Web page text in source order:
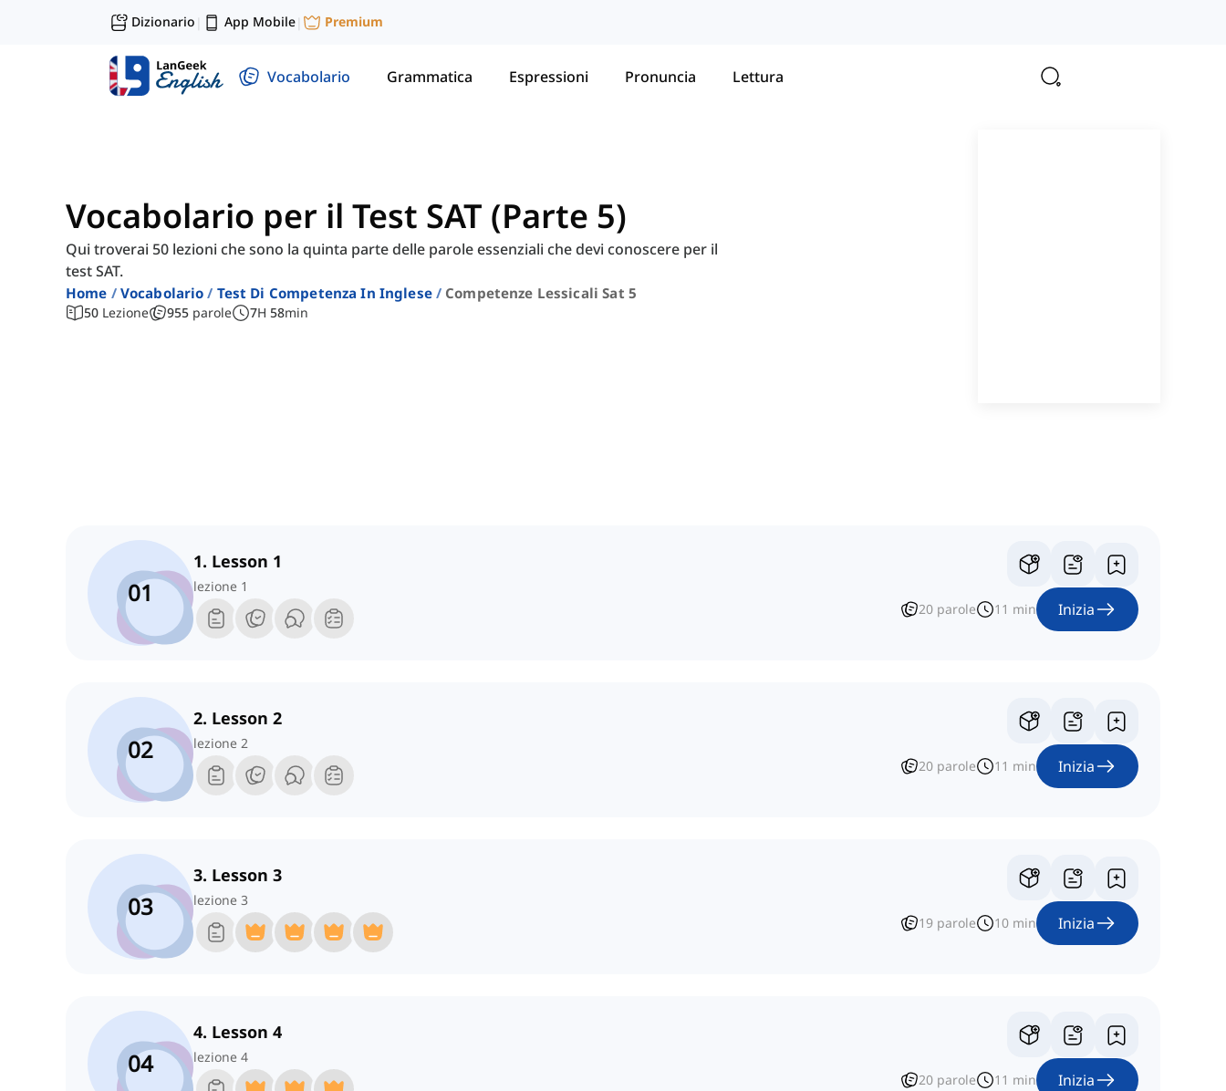
Dizionario | App Mobile| Premium
Vocabolario Grammatica Espressioni Pronuncia Lettura
Vocabolario per il Test SAT (Parte 5)
Qui troverai 50 lezioni che sono la quinta parte delle parole essenziali che devi conoscere per il
test SAT.
Home Vocabolario Test Di Competenza In Inglese Competenze Lessicali Sat 5
50 Lezione 955 parole 7H 58min
01
1. Lesson 1
lezione 1
20 parole 11 min Inizia
02
2. Lesson 2
lezione 2
20 parole 11 min Inizia
03
3. Lesson 3
lezione 3
19 parole 10 min Inizia
04
4. Lesson 4
lezione 4
20 parole 11 min Inizia